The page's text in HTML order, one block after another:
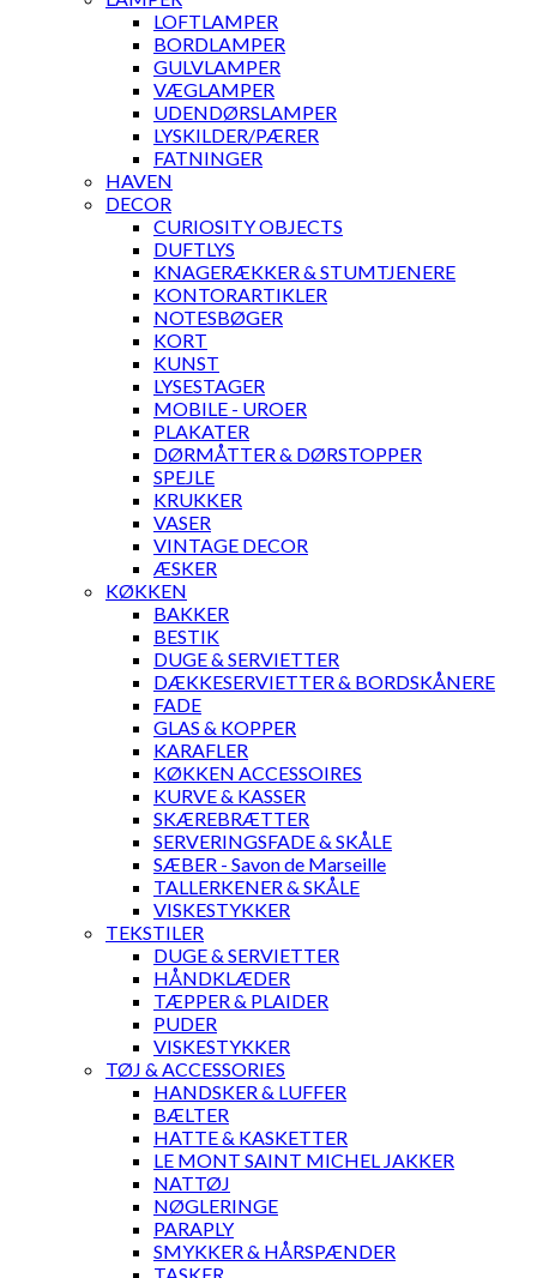
LOFTLAMPER
BORDLAMPER
GULVLAMPER
VÆGLAMPER
UDENDØRSLAMPER
LYSKILDER/PÆRER
FATNINGER
HAVEN
DECOR
CURIOSITY OBJECTS
DUFTLYS
KNAGERÆKKER & STUMTJENERE
KONTORARTIKLER
NOTESBØGER
KORT
KUNST
LYSESTAGER
MOBILE - UROER
PLAKATER
DØRMÅTTER & DØRSTOPPER
SPEJLE
KRUKKER
VASER
VINTAGE DECOR
ÆSKER
KØKKEN
BAKKER
BESTIK
DUGE & SERVIETTER
DÆKKESERVIETTER & BORDSKÅNERE
FADE
GLAS & KOPPER
KARAFLER
KØKKEN ACCESSOIRES
KURVE & KASSER
SKÆREBRÆTTER
SERVERINGSFADE & SKÅLE
SÆBER - Savon de Marseille
TALLERKENER & SKÅLE
VISKESTYKKER
TEKSTILER
DUGE & SERVIETTER
HÅNDKLÆDER
TÆPPER & PLAIDER
PUDER
VISKESTYKKER
TØJ & ACCESSORIES
HANDSKER & LUFFER
BÆLTER
HATTE & KASKETTER
LE MONT SAINT MICHEL JAKKER
NATTØJ
NØGLERINGE
PARAPLY
SMYKKER & HÅRSPÆNDER
TASKER